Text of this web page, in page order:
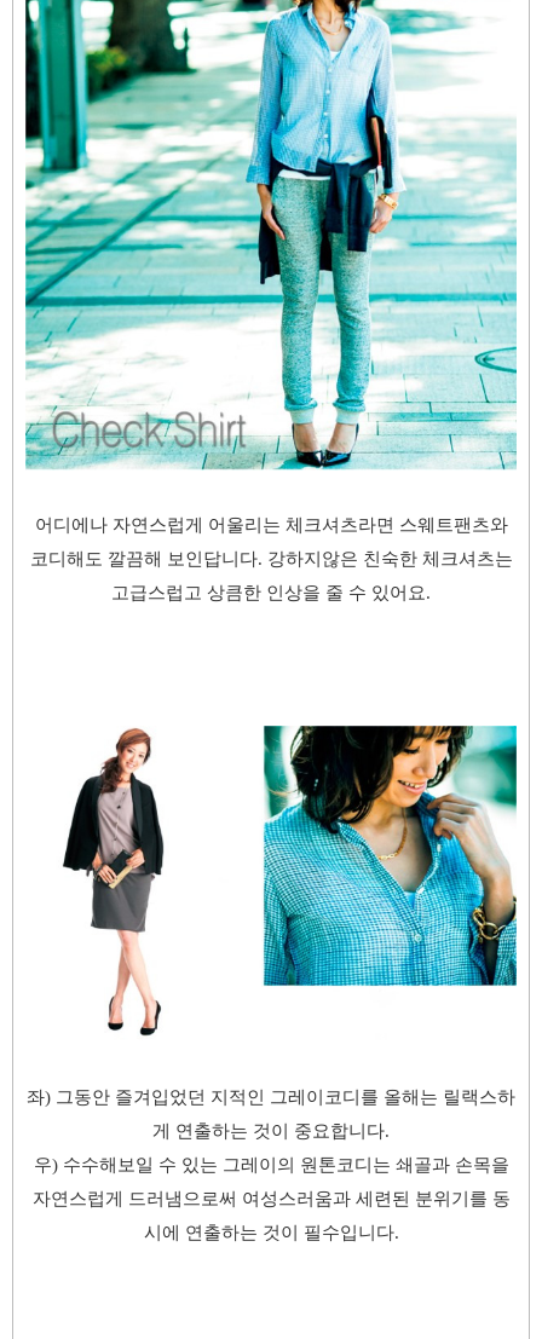
어디에나 자연스럽게 어울리는 체크셔츠라면 스웨트팬츠와
코디해도 깔끔해 보인답니다. 강하지않은 친숙한 체크셔츠는
고급스럽고 상큼한 인상을 줄 수 있어요.
좌) 그동안 즐겨입었던 지적인 그레이코디를 올해는 릴랙스하
게 연출하는 것이 중요합니다.
우) 수수해보일 수 있는 그레이의 원톤코디는 쇄골과 손목을
자연스럽게 드러냄으로써 여성스러움과 세련된 분위기를 동
시에 연출하는 것이 필수입니다.